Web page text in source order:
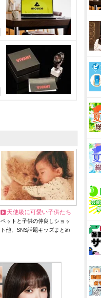
天使級に可愛い子供たち
ペットと子供の仲良しショッ
ト他、SNS話題キッズまとめ